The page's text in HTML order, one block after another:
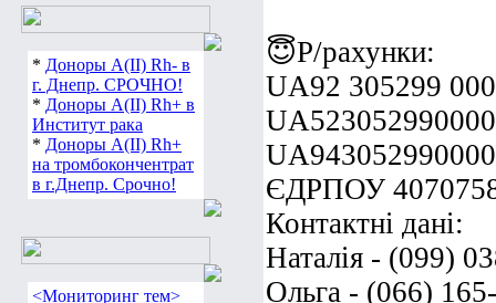
* Доноры А(ІІ) Rh- в
г. Днепр. СРОЧНО!
* Доноры А(ІІ) Rh+ в
Институт рака
* Доноры А(ІІ) Rh+
на тромбокончентрат
в г.Днепр. Срочно!
<Мониторинг тем>
😇Р/рахунки:
UA92 305299
ЄДРПОУ
Контактні дані:
Наталія - (099)
Ольга - (066)